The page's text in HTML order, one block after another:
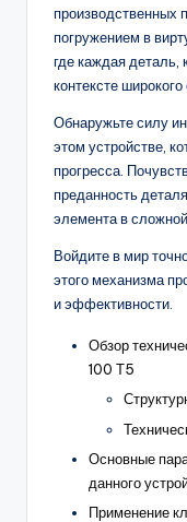
производственных
погружением в
где каждая
контексте
Обнаружьте силу
этом устройстве,
прогресса.
преданность
элемента в
Войдите в мир
этого механизма
и эффективности.
Обзор
100 Т5
Основные
данного
Применение